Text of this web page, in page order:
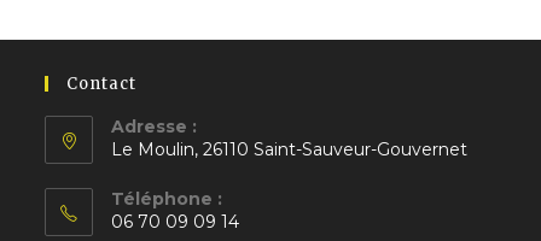
Contact
Adresse :
Le Moulin, 26110 Saint-Sauveur-Gouvernet
dans
un
Téléphone :
06 70 09 09 14